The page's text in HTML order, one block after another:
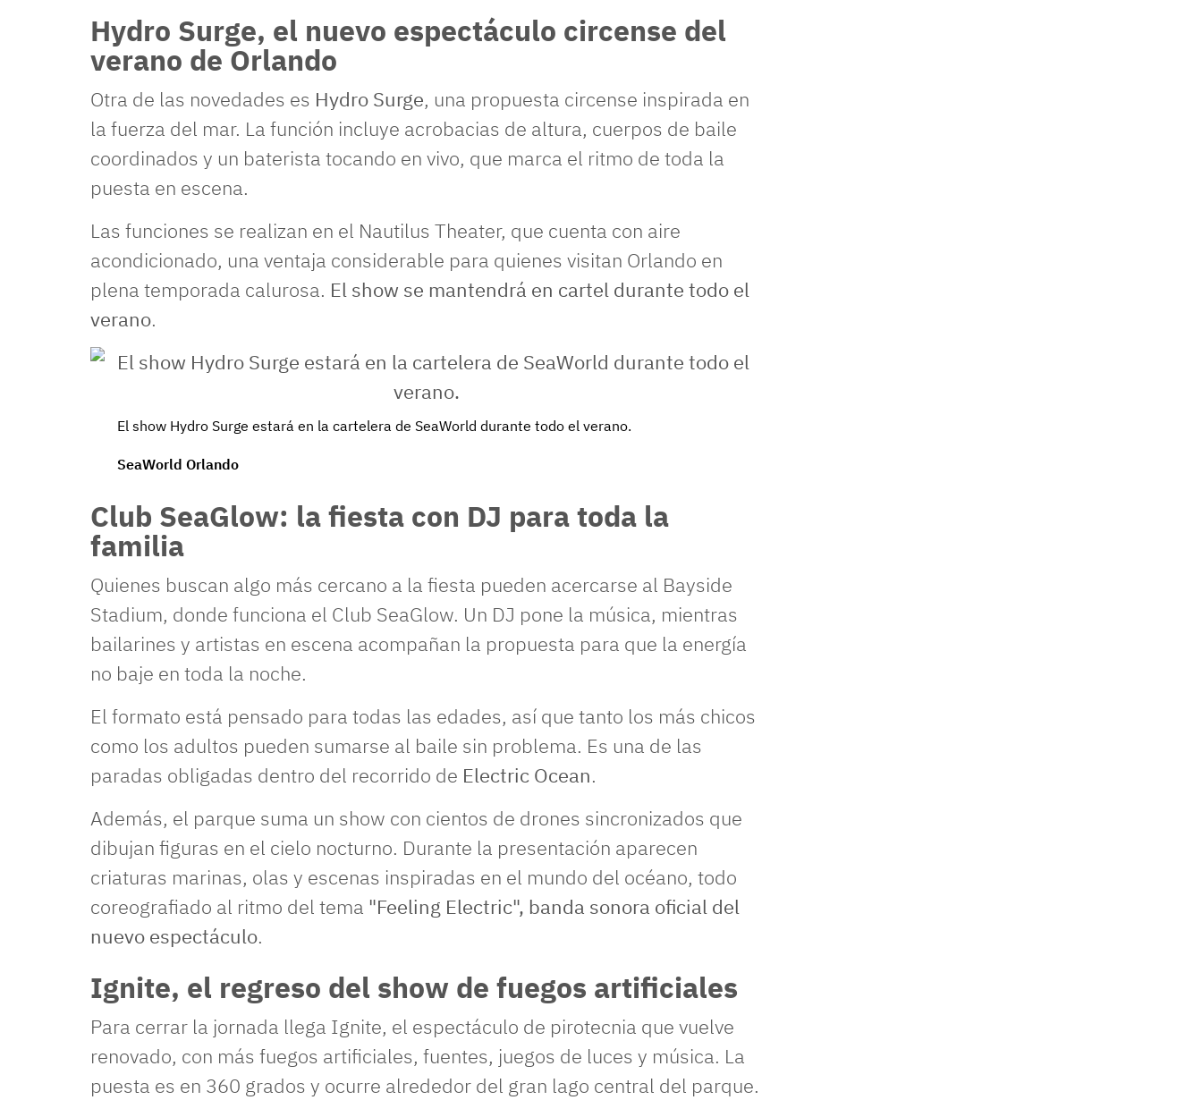
Hydro Surge, el nuevo espectáculo circense del
verano de Orlando
Otra de las novedades es Hydro Surge, una propuesta circense inspirada en
la fuerza del mar. La función incluye acrobacias de altura, cuerpos de baile
coordinados y un baterista tocando en vivo, que marca el ritmo de toda la
puesta en escena.
Las funciones se realizan en el Nautilus Theater, que cuenta con aire
acondicionado, una ventaja considerable para quienes visitan Orlando en
plena temporada calurosa. El show se mantendrá en cartel durante todo el
verano.
El show Hydro Surge estará en la cartelera de SeaWorld durante todo el verano.
SeaWorld Orlando
Club SeaGlow: la fiesta con DJ para toda la
familia
Quienes buscan algo más cercano a la fiesta pueden acercarse al Bayside
Stadium, donde funciona el Club SeaGlow. Un DJ pone la música, mientras
bailarines y artistas en escena acompañan la propuesta para que la energía
no baje en toda la noche.
El formato está pensado para todas las edades, así que tanto los más chicos
como los adultos pueden sumarse al baile sin problema. Es una de las
paradas obligadas dentro del recorrido de Electric Ocean.
Además, el parque suma un show con cientos de drones sincronizados que
dibujan figuras en el cielo nocturno. Durante la presentación aparecen
criaturas marinas, olas y escenas inspiradas en el mundo del océano, todo
coreografiado al ritmo del tema "Feeling Electric", banda sonora oficial del
nuevo espectáculo.
Ignite, el regreso del show de fuegos artificiales
Para cerrar la jornada llega Ignite, el espectáculo de pirotecnia que vuelve
renovado, con más fuegos artificiales, fuentes, juegos de luces y música. La
puesta es en 360 grados y ocurre alrededor del gran lago central del parque.